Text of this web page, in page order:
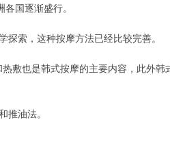
国逐渐盛行。
索，这种按摩方法已经比较完善。
敷也是韩式按摩的主要内容，此外韩
推油法。